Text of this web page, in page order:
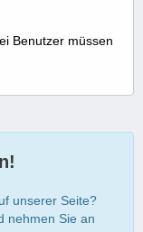
Benutzer müssen
unserer Seite?
nehmen Sie an